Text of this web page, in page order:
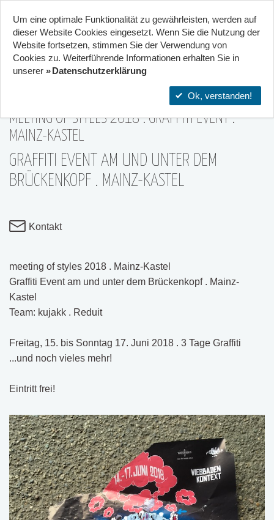
Start Projekte Orte
MEETING OF STYLES 2018 . GRAFFITI EVENT .
MAINZ-KASTEL
GRAFFITI EVENT AM UND UNTER DEM
BRÜCKENKOPF . MAINZ-KASTEL
18 Kooperation von 2 Zentren
Kontakt
meeting of styles 2018 . Mainz-Kastel
Graffiti Event am und unter dem Brückenkopf . Mainz-
Kastel
Team: kujakk . Reduit
Freitag, 15. bis Sonntag 17. Juni 2018 . 3 Tage Graffiti
...und noch vieles mehr!
Eintritt frei!
Um eine optimale Funktionalität zu gewährleisten, werden auf
dieser Website Cookies eingesetzt. Wenn Sie die Nutzung der
Website fort­setzen, stimmen Sie der Verwendung von
Cookies zu. Weiterführende Informationen erhalten Sie in
unserer
Datenschutzerklärung
Ok, verstanden!